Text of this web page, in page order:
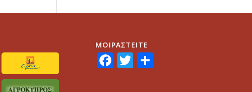
ΜΟΙΡΑΣTEITE
Facebook
Twitter
Share